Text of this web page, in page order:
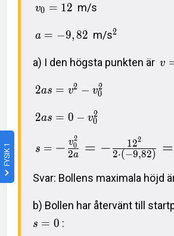
FYSIK 1
v0 = 12 m/s
a = −9,82 m/s2
a) I den högsta punkten är v
2as = v2 − v0
2
2as = 0 − v0
2
s = − 2a
v0
2
= − 2⋅(−9,82)
122 =
Svar: Bollens maximala höjd
b) Bollen har återvänt till
s = 0 :